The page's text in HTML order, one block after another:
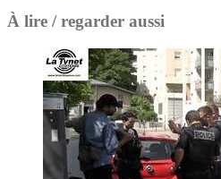
À lire / regarder aussi